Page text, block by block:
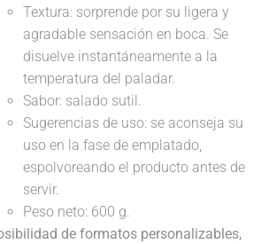
Textura: sorprende por su ligera y
agradable sensación en boca. Se
disuelve instantáneamente a la
temperatura del paladar.
Sabor: salado sutil.
Sugerencias de uso: se aconseja su
uso en la fase de emplatado,
espolvoreando el producto antes de
servir.
Peso neto: 600 g.
de formatos personalizables,